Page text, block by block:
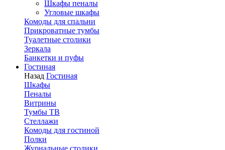
Шкафы пеналы
Угловые шкафы
Комоды для спальни
Прикроватные тумбы
Туалетные столики
Зеркала
Банкетки и пуфы
Гостиная
Назад Гостиная
Шкафы
Пеналы
Витрины
Тумбы ТВ
Стеллажи
Комоды для гостиной
Полки
Журнальные столики